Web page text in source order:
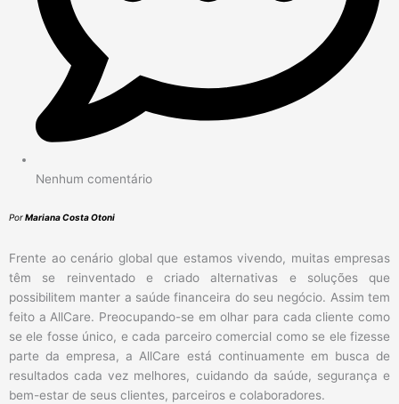
Nenhum comentário
PorMariana Costa Otoni
Frente ao cenário global que estamos vivendo, muitas empresas
têm se reinventado e criado alternativas e soluções que
possibilitem manter a saúde financeira do seu negócio. Assim tem
feito a AllCare. Preocupando-se em olhar para cada cliente como
se ele fosse único, e cada parceiro comercial como se ele fizesse
parte da empresa, a AllCare está continuamente em busca de
resultados cada vez melhores, cuidando da saúde, segurança e
bem-estar de seus clientes, parceiros e colaboradores.